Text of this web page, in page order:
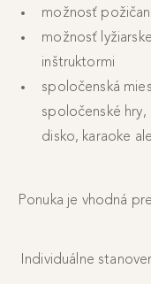
možnosť
možnosť
inštruktormi
spoločenská
spoločenské
disko, karaoke
Ponuka je vhodná
Individuálne